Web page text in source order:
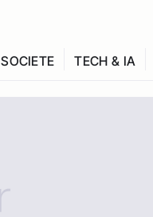
SOCIETE TECH & IA